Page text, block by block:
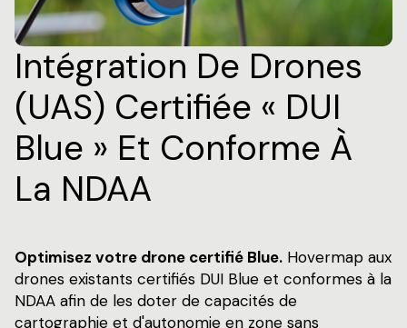
Intégration De Drones
(UAS) Certifiée « DUI
Blue » Et Conforme À
La NDAA
Optimisez votre drone certifié Blue. Hovermap aux
drones existants certifiés DUI Blue et conformes à la
NDAA afin de les doter de capacités de
cartographie et d'autonomie en zone sans